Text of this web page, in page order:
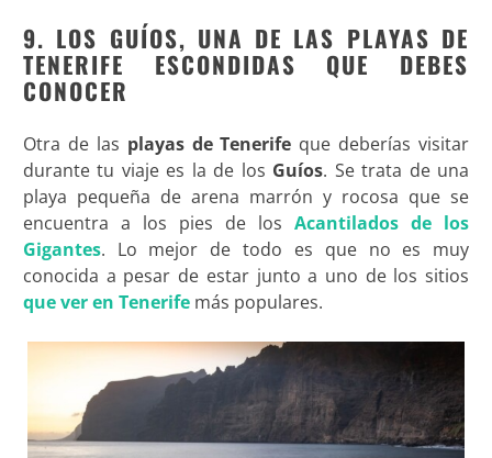
9. LOS GUÍOS, UNA DE LAS PLAYAS DE
TENERIFE ESCONDIDAS QUE DEBES
CONOCER
Otra de las playas de Tenerife que deberías visitar
durante tu viaje es la de los Guíos. Se trata de una
playa pequeña de arena marrón y rocosa que se
encuentra a los pies de losAcantilados de los
Gigantes. Lo mejor de todo es que no es muy
conocida a pesar de estar junto a uno de los sitios
que ver en Tenerifemás populares.